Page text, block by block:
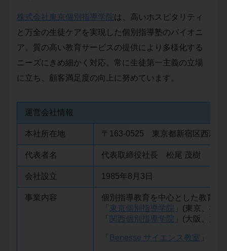
株式会社東京個別指導学院は、高いホスピタリティ
と万全の生徒ケアを実現した個別指導塾のパイオニ
ア。質の高い教育サービスの提供により多様化する
ニーズにきめ細かく対応。常に生徒第一主義の立場
に立ち、顧客満足度の向上に努めています。
運営会社情報
本社所在地 〒163-0525 東京都新宿区西新宿
代表者名 代表取締役社長 松尾 茂樹
会社設立 1985年8月3日
事業内容
個別指導教育を中心とした教育事
東京個別指導学院 」(東京、神
関西個別指導学院 」(大阪、京
Benesse サイエンス教室